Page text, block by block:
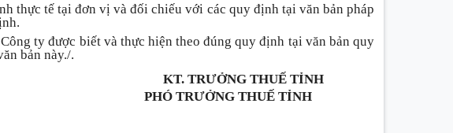
thực tế tại đơn vị và đối chiếu với các quy định tại văn bản pháp
ty được biết và thực hiện theo đúng quy định tại văn bản quy
bản này./.
KT. TRƯỞNG THUẾ TỈNH
PHÓ TRƯỞNG THUẾ TỈNH